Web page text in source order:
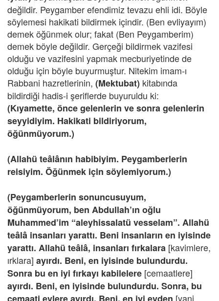
değildir. Peygamber efendimiz tevazu ehli idi. Böyle
söylemesi hakikati bildirmek içindir. (Ben evliyayım)
demek öğünmek olur; fakat (Ben Peygamberim)
demek böyle değildir. Gerçeği bildirmek vazifesi
olduğu ve vazifesini yapmak mecburiyetinde de
olduğu için böyle buyurmuştur. Nitekim imam-ı
Rabbani hazretlerinin, (Mektubat) kitabında
bildirdiği hadis-i şeriflerde buyuruldu ki:
(Kıyamette, önce gelenlerin ve sonra gelenlerin
seyyidiyim. Hakikati bildiriyorum,
öğünmüyorum.)
(Allahü teâlânın habibiyim. Peygamberlerin
reisiyim. Öğünmek için söylemiyorum.)
(Peygamberlerin sonuncusuyum,
öğünmüyorum, ben Abdullah’ın oğlu
Muhammed’im “aleyhissalatü vesselam”. Allahü
teâlâ insanları yarattı. Beni insanların en iyisinde
yarattı. Allahü teâlâ, insanları fırkalara [kavimlere,
ırklara] ayırdı. Beni, en iyisinde bulundurdu.
Sonra bu en iyi fırkayı kabilelere [cemaatlere]
ayırdı. Beni, en iyisinde bulundurdu. Sonra, bu
[yani